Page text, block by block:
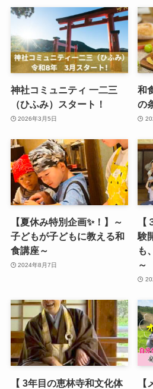
神社コミュニティ 一二三
（ひふみ）スタート！
2026年3月5日
和
の
【夏休み特別企画✨！】～
子どもが子どもに教える和
食講座～
2024年8月7日
験
も
～
【 3年目の恵林寺和文化体